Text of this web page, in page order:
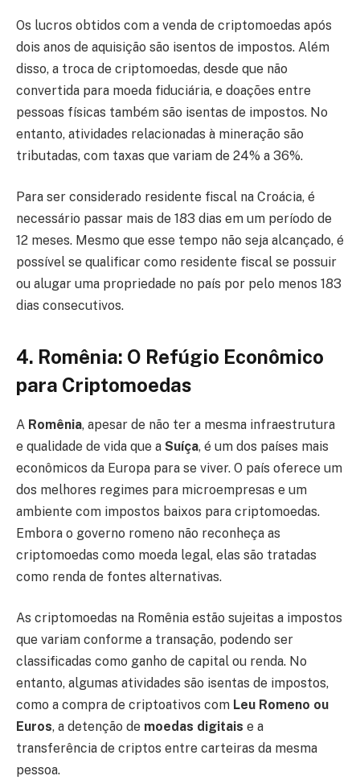
Os lucros obtidos com a venda de criptomoedas após
dois anos de aquisição são isentos de impostos. Além
disso, a troca de criptomoedas, desde que não
convertida para moeda fiduciária, e doações entre
pessoas físicas também são isentas de impostos. No
entanto, atividades relacionadas à mineração são
tributadas, com taxas que variam de 24% a 36%.
Para ser considerado residente fiscal na Croácia, é
necessário passar mais de 183 dias em um período de
12 meses. Mesmo que esse tempo não seja alcançado, é
possível se qualificar como residente fiscal se possuir
ou alugar uma propriedade no país por pelo menos 183
dias consecutivos.
4. Romênia: O Refúgio Econômico
para Criptomoedas
A Romênia, apesar de não ter a mesma infraestrutura
e qualidade de vida que a Suíça, é um dos países mais
econômicos da Europa para se viver. O país oferece um
dos melhores regimes para microempresas e um
ambiente com impostos baixos para criptomoedas.
Embora o governo romeno não reconheça as
criptomoedas como moeda legal, elas são tratadas
como renda de fontes alternativas.
As criptomoedas na Romênia estão sujeitas a impostos
que variam conforme a transação, podendo ser
classificadas como ganho de capital ou renda. No
entanto, algumas atividades são isentas de impostos,
como a compra de criptoativos com Leu Romeno ou
Euros, a detenção de moedas digitais e a
transferência de criptos entre carteiras da mesma
pessoa.